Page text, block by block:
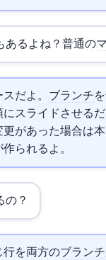
あるよね？普通の
。feature ブランチ
先頭にスライドさせ
更があった場合は
られるよ。
の？
行を両方のブランチ